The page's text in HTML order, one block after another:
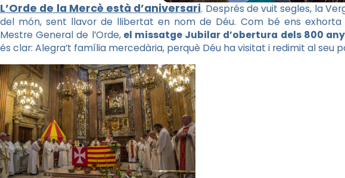
L’Orde de la Mercè està d’aniversari. Després de vuit segles, la
del món, sent llavor de llibertat en nom de Déu. Com bé ens exhorta
Mestre General de l’Orde,el missatge Jubilar d’obertura dels 800
és clar: Alegra’t família mercedària, perquè Déu ha visitat i redimit al seu